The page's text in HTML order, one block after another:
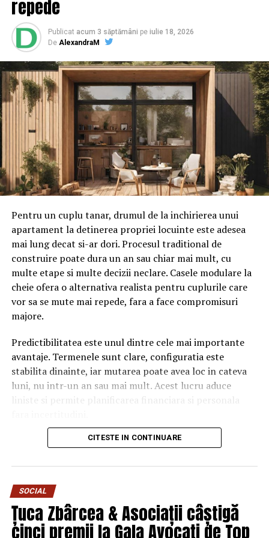
Asociaţia „Vindecă-ţi Viaţa” vă oferă cursuri de
calificare
NU RATATI
Gherzan Cătălin vine cu recomandări pentru a respira un
aer mai curat!
repede
Publicat acum 3 săptămâni pe iulie 18, 2026
De AlexandraM
Pentru un cuplu tanar, drumul de la inchirierea unui
apartament la detinerea propriei locuinte este adesea
mai lung decat si-ar dori. Procesul traditional de
construire poate dura un an sau chiar mai mult, cu
multe etape si multe decizii neclare. Casele modulare la
cheie ofera o alternativa realista pentru cuplurile care
vor sa se mute mai repede, fara a face compromisuri
majore.
Predictibilitatea este unul dintre cele mai importante
avantaje. Termenele sunt clare, configuratia este
stabilita dinainte, iar mutarea poate avea loc in cateva
luni, nu intr-un an sau mai mult. Acest lucru aduce
liniste si permite planificarea financiara si personala
Alegerea suprafetei potrivite
pentru doi
Pentru un cuplu, o casa de 55 pana la 75 mp este de cele
mai multe ori varianta potrivita. Aceasta suprafata ofera
spatiul necesar pentru somn, lucru si relaxare, fara zone
CITESTE IN CONTINUARE
SOCIAL
Țuca Zbârcea & Asociații câștigă
cinci premii la Gala Avocați de Top